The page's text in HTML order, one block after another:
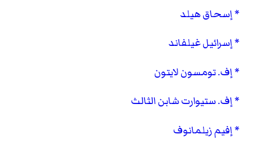
إسحاق هيلد
إسرائيل غيلفاند
إف. تومسون لايتون
إف. ستيوارت شابن الثالث
إفيم زيلمانوف